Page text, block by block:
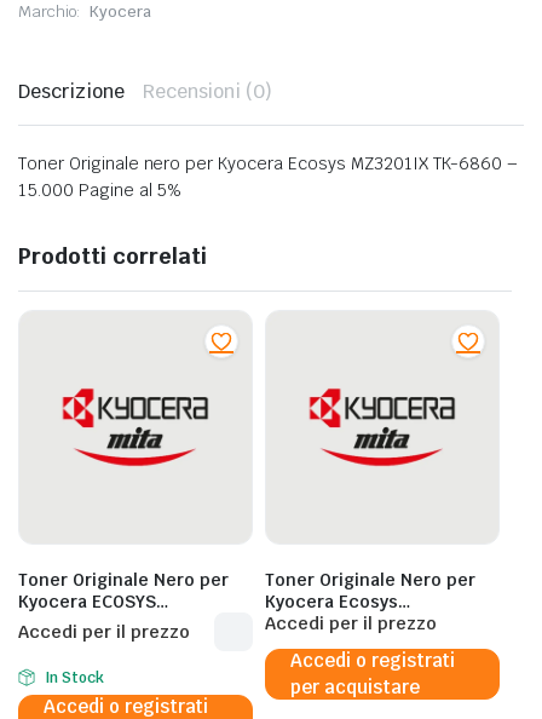
Marchio: Kyocera
Descrizione Recensioni (0)
Toner Originale nero per Kyocera Ecosys MZ3201IX TK-6860 –
15.000 Pagine al 5%
Prodotti correlati
Toner Originale Nero per
Kyocera ECOSYS
PA2100CX/CWX E ECOSYS
MA2100CFX/CWFX DA 2.800
PAGINE IN FORMATO A4
Accedi per il prezzo
In Stock
Accedi o registrati
Toner Originale Nero per
Kyocera Ecosys
PA4000X/PA4000WX –
3.000 Pagine al 5%
Accedi per il prezzo
Accedi o registrati
per acquistare